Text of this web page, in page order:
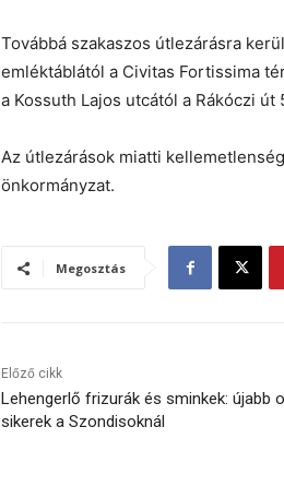
Továbbá szakaszos útlezárásra
emléktáblától a Civitas Fortissima
a Kossuth Lajos utcától a Rákóczi út
Az útlezárások miatti
önkormányzat.
Megosztás
Előző cikk
Lehengerlő frizurák és sminkek: újabb
sikerek a Szondisoknál